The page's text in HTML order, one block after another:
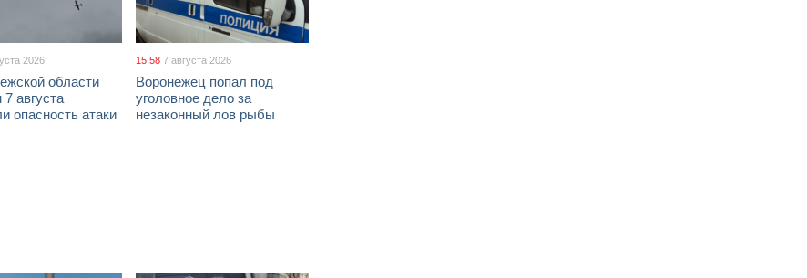
2026
области
августа
опасность атаки
15:58 7 августа 2026
Воронежец попал под
уголовное дело за
незаконный лов рыбы